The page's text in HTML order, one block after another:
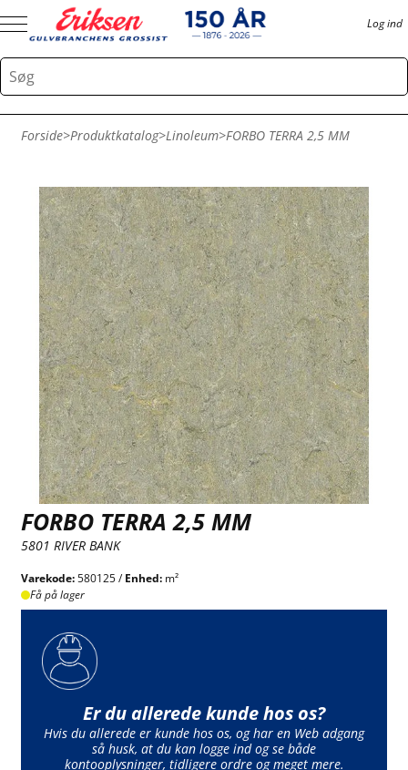
Log ind
Forside>Produktkatalog>Linoleum>FORBO TERRA 2,5 MM
FORBO TERRA 2,5 MM
5801 RIVER BANK
Varekode:580125 /Enhed: m²
Få på lager
Er du allerede kunde hos os?
Hvis du allerede er kunde hos os, og har en Web adgang
så husk, at du kan logge ind og se både
kontooplysninger, tidligere ordre og meget mere.